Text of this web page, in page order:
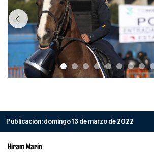
Previous
Publicación: domingo 13 de marzo de 2022
Hiram Marín